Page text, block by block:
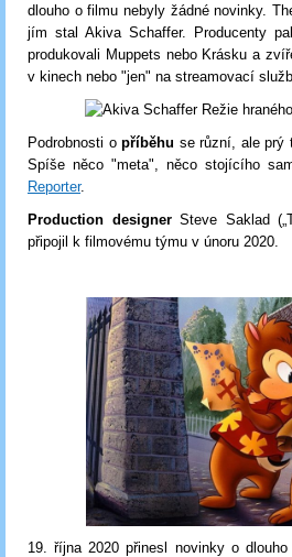
dlouho o filmu nebyly žádné novinky.
jím stal Akiva Schaffer. Producenty
produkovali Muppets nebo Krásku a
v kinech nebo "jen" na streamovací
Podrobnosti o příběhu se různí, ale prý
Spíše něco "meta", něco stojícího
Reporter.
Production designerSteve Saklad
připojil k filmovému týmu v únoru 2020.
19. října 2020 přinesl novinky o